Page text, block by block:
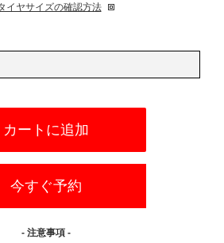
イヤサイズの確認方法
カートに追加
今すぐ予約
- 注意事項 -